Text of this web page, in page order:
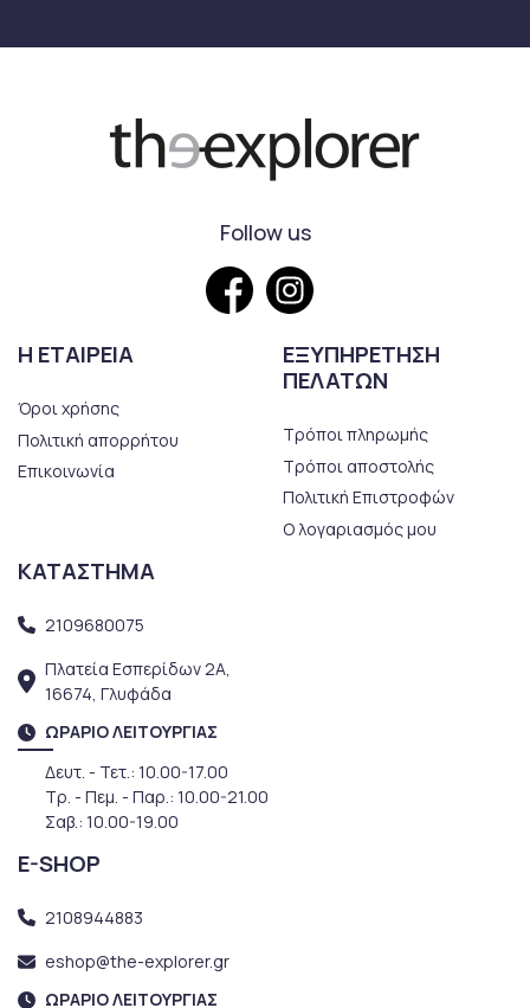
Follow us
Η ΕΤΑΙΡΕΙΑ
Όροι χρήσης
Πολιτική απορρήτου
Επικοινωνία
ΕΞΥΠΗΡΕΤΗΣΗ
ΠΕΛΑΤΩΝ
Τρόποι πληρωμής
Τρόποι αποστολής
Πολιτική Επιστροφών
Ο λογαριασμός μου
ΚΑΤΑΣΤΗΜΑ
2109680075
Πλατεία Εσπερίδων 2Α,
16674, Γλυφάδα
ΩΡΑΡΙΟ ΛΕΙΤΟΥΡΓΙΑΣ
Δευτ. - Τετ.: 10.00-17.00
Τρ. - Πεμ. - Παρ.: 10.00-21.00
Σαβ.: 10.00-19.00
E-SHOP
2108944883
eshop@the-explorer.gr
ΩΡΑΡΙΟ ΛΕΙΤΟΥΡΓΙΑΣ